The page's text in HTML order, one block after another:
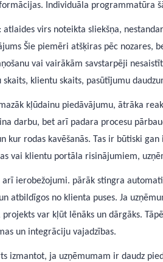
Individuāla programmatūra
atlaides virs noteikta sliekšņa,
Šie piemēri atšķiras pēc nozares,
vai vairākām savstarpēji
skaits, klientu skaits, pasūtījumu
kļūdainu piedāvājumu, ātrāka
darbu, bet arī padara procesu
kur rodas kavēšanās. Tas ir būtiski
vai klientu portāla risinājumiem,
arī ierobežojumi. pārāk stingra
atbildīgos no klienta puses. Ja
var kļūt lēnāks un dārgāks.
un integrāciju vajadzības.
izmantot, ja uzņēmumam ir daudz